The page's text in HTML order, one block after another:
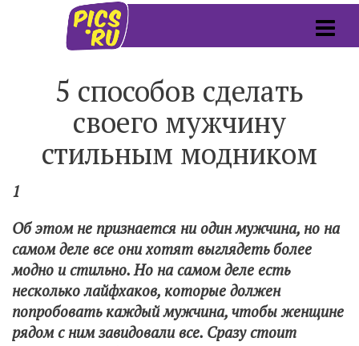
5 способов сделать
своего мужчину
стильным модником
1
Об этом не признается ни один мужчина, но на
самом деле все они хотят выглядеть более
модно и стильно. Но на самом деле есть
несколько лайфхаков, которые должен
попробовать каждый мужчина, чтобы женщине
рядом с ним завидовали все. Сразу стоит